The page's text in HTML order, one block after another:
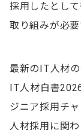
採用したとし
取り組みが必要
最新のIT人材
IT人材白書
ジニア採用チ
人材採用に関